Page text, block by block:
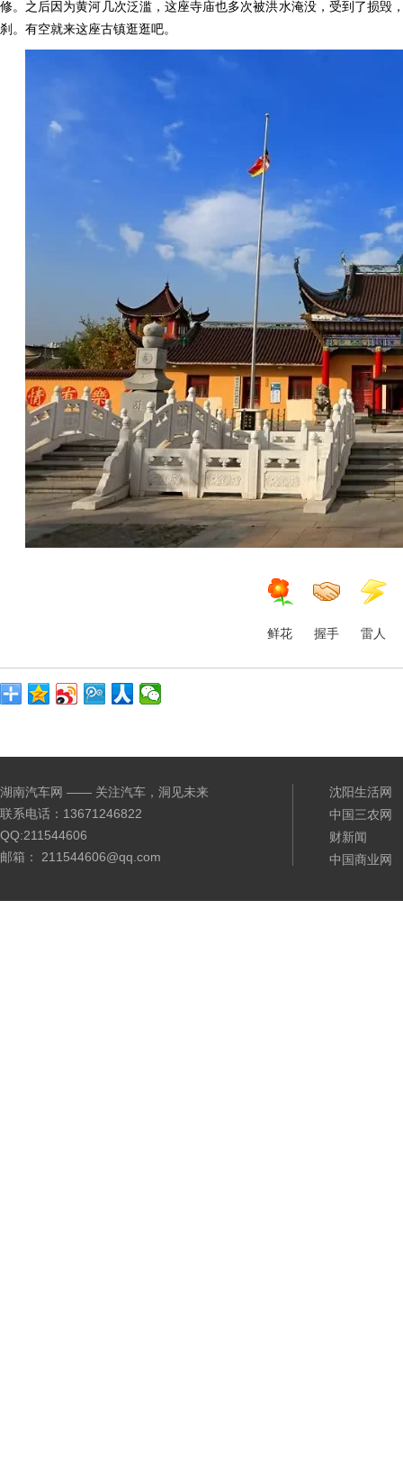
修。之后因为黄河几次泛滥，这座寺庙也多次被洪水淹没，受到了损
刹。有空就来这座古镇逛逛吧。
鲜花 握手 雷人
湖南汽车网 —— 关注汽车，洞见未来
联系电话：13671246822
QQ:211544606
邮箱： 211544606@qq.com
沈阳生活网
中国三农网
财新闻
中国商业网